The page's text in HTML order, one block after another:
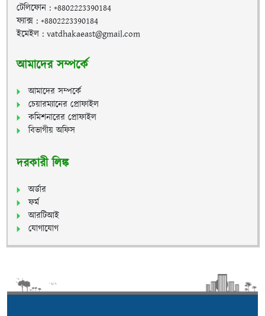
টেলিফোন : +8802223390184
ফ্যাক্স : +8802223390184
ইমেইল : vatdhakaeast@gmail.com
আমাদের সম্পর্কে
আমাদের সম্পর্কে
চেয়ারম্যানের প্রোফাইল
কমিশনারের প্রোফাইল
বিভাগীয় অফিস
দরকারী লিঙ্ক
অর্ডার
ফর্ম
আরটিআই
যোগাযোগ